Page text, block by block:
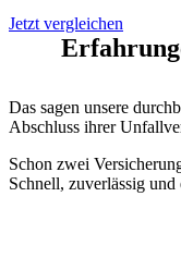
Jetzt vergleichen
Das sagen unsere
Abschluss ihrer
Schon zwei
Schnell, zuverlässig